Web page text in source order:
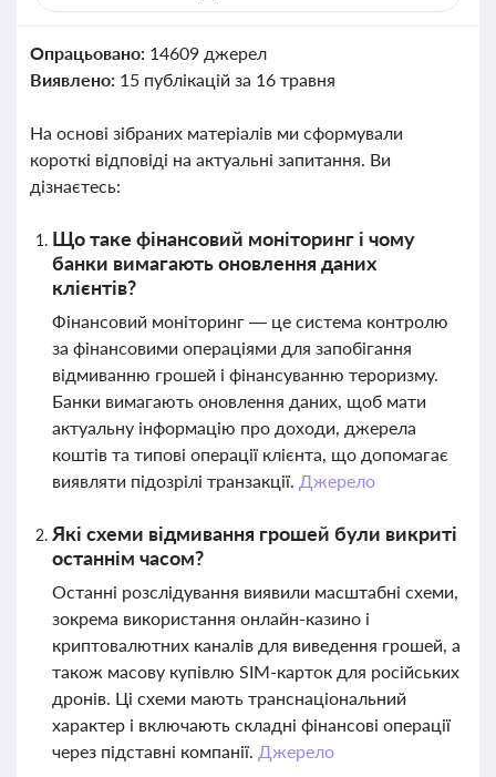
Опрацьовано: 14609 джерел
Виявлено: 15 публікацій за 16 травня
На основі зібраних матеріалів ми сформували
короткі відповіді на актуальні запитання. Ви
дізнаєтесь:
Що таке фінансовий моніторинг і чому
банки вимагають оновлення даних
клієнтів?
Фінансовий моніторинг — це система контролю
за фінансовими операціями для запобігання
відмиванню грошей і фінансуванню тероризму.
Банки вимагають оновлення даних, щоб мати
актуальну інформацію про доходи, джерела
коштів та типові операції клієнта, що допомагає
виявляти підозрілі транзакції. Джерело
Які схеми відмивання грошей були викриті
останнім часом?
Останні розслідування виявили масштабні схеми,
зокрема використання онлайн-казино і
криптовалютних каналів для виведення грошей, а
також масову купівлю SIM-карток для російських
дронів. Ці схеми мають транснаціональний
характер і включають складні фінансові операції
через підставні компанії. Джерело